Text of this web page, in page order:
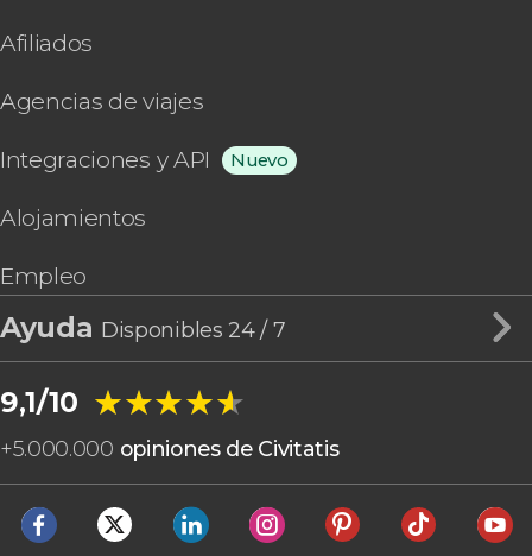
Afiliados
Agencias de viajes
Integraciones y API Nuevo
Alojamientos
Empleo
Ayuda Disponibles 24 / 7
9,1/10 ★★★★★
★★★★★
+5.000.000 opiniones de Civitatis